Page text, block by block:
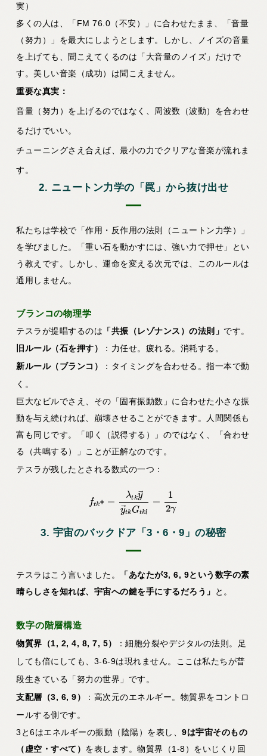
実）
多くの人は、「FM 76.0（不安）」に合わせたまま、「音量
（努力）」を最大にしようとします。しかし、ノイズの音量
を上げても、聞こえてくるのは「大音量のノイズ」だけで
す。美しい音楽（成功）は聞こえません。
重要な真実：
音量（努力）を上げるのではなく、周波数（波動）を合わせ
るだけでいい。
チューニングさえ合えば、最小の力でクリアな音楽が流れま
す。
2. ニュートン力学の「罠」から抜け出せ
私たちは学校で「作用・反作用の法則（ニュートン力学）」
を学びました。「重い石を動かすには、強い力で押せ」とい
う教えです。しかし、運命を変える次元では、このルールは
通用しません。
ブランコの物理学
テスラが提唱するのは 「共振（レゾナンス）の法則」 です。
旧ルール（石を押す）
：力任せ。疲れる。消耗する。
新ルール（ブランコ）
：タイミングを合わせる。指一本で動
く。
巨大なビルでさえ、その「固有振動数」に合わせた小さな振
動を与え続ければ、崩壊させることができます。人間関係も
富も同じです。「叩く（説得する）」のではなく、「合わせ
る（共鳴する）」ことが正解なのです。
テスラが残したとされる数式の一つ：
→y → kl
3. 宇宙のバックドア「3・6・9」の秘密
テスラはこう言いました。
「あなたが3, 6, 9という数字の素
晴らしさを知れば、宇宙への鍵を手にするだろう」
と。
数字の階層構造
物質界（1, 2, 4, 8, 7, 5）
：細胞分裂やデジタルの法則。足
しても倍にしても、3-6-9は現れません。ここは私たちが普
段生きている「努力の世界」です。
支配層（3, 6, 9）
：高次元のエネルギー。物質界をコントロ
ールする側です。
3と6はエネルギーの振動（陰陽）を表し、9は宇宙そのもの
（虚空・すべて） を表します。物質界（1-8）をいじくり回